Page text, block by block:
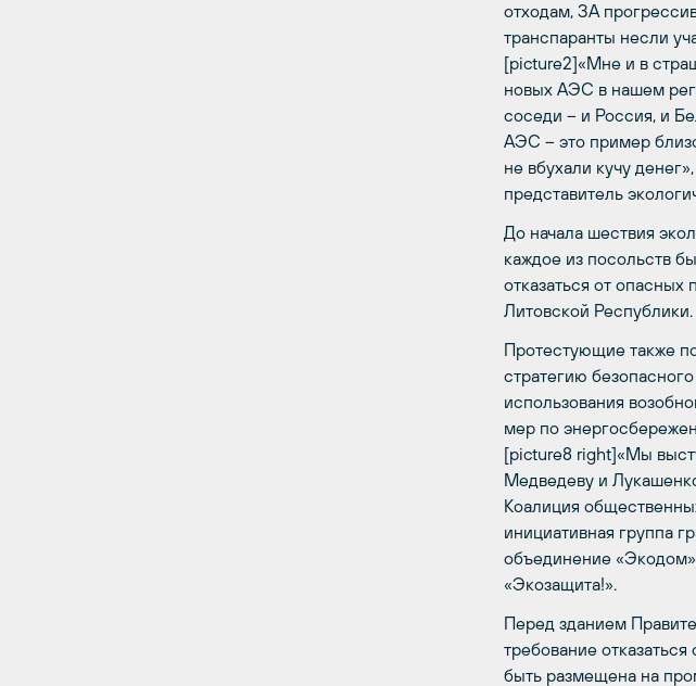
отходам, ЗА
транспаранты несли
[picture2]«Мне и в
новых АЭС в нашем
соседи – и Россия, и
АЭС – это пример
не вбухали кучу
представитель
До начала шествия
каждое из посольств
отказаться от опасных
Литовской Республики.
Протестующие также
стратегию
использования
мер по
[picture8 right]«Мы
Медведеву и
Коалиция
инициативная группа
объединение
«Экозащита!».
Перед зданием
требование
быть размещена на